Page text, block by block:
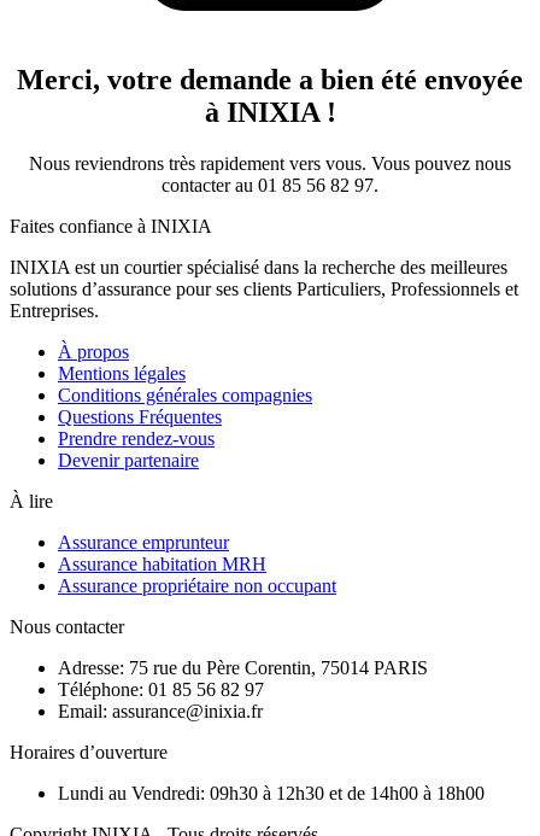
Merci, votre demande a bien été envoyée
à INIXIA !
Nous reviendrons très rapidement vers vous. Vous pouvez nous
contacter au 01 85 56 82 97.
Faites confiance à INIXIA
INIXIA est un courtier spécialisé dans la recherche des meilleures
solutions d’assurance pour ses clients Particuliers, Professionnels et
Entreprises.
À propos
Mentions légales
Conditions générales compagnies
Questions Fréquentes
Prendre rendez-vous
Devenir partenaire
À lire
Assurance emprunteur
Assurance habitation MRH
Assurance propriétaire non occupant
Nous contacter
Adresse: 75 rue du Père Corentin, 75014 PARIS
Téléphone: 01 85 56 82 97
Email: assurance@inixia.fr
Horaires d’ouverture
Lundi au Vendredi: 09h30 à 12h30 et de 14h00 à 18h00